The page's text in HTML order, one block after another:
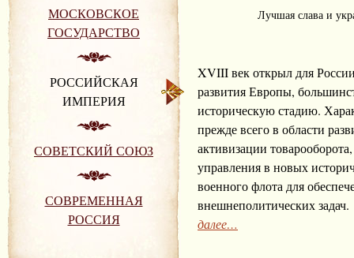
Лучшая слава и
XVIII век открыл для
развития Европы,
историческую стадию.
прежде всего в области
активизации
управления в новых
военного флота для
внешнеполитических задач.
далее…
МОСКОВСКОЕ
ГОСУДАРСТВО
РОССИЙСКАЯ
ИМПЕРИЯ
СОВЕТСКИЙ СОЮЗ
СОВРЕМЕННАЯ
РОССИЯ